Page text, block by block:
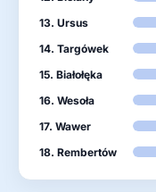
13. Ursus
14. Targówek
15. Białołęka
16. Wesoła
17. Wawer
18. Rembertów